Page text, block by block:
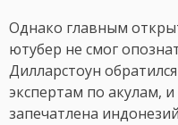
Однако главным
ютубер не смог
Дилларстоун
экспертам по акулам,
запечатлена